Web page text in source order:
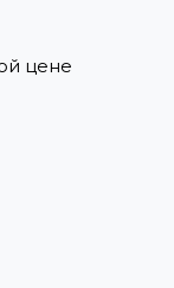
цене